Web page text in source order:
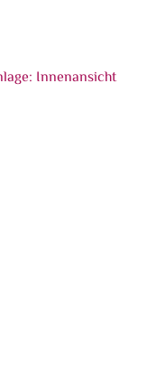
Außenansicht